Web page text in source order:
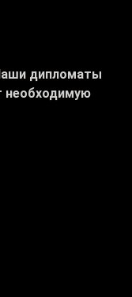
дипломаты
необходимую